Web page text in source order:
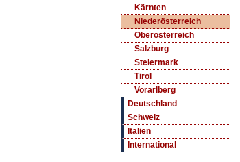
Kärnten
Niederösterreich
Oberösterreich
Salzburg
Steiermark
Tirol
Vorarlberg
Deutschland
Schweiz
Italien
International